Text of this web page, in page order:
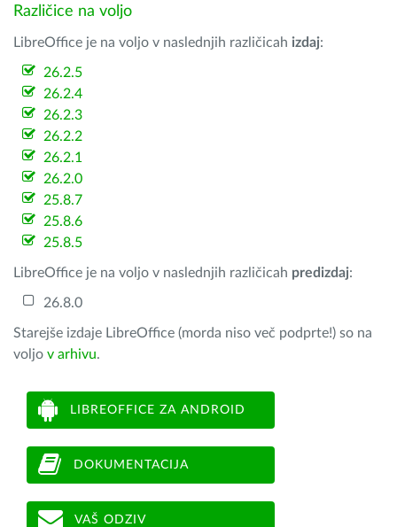
Različice na voljo
LibreOffice je na voljo v naslednjih različicah izdaj:
26.2.5
26.2.4
26.2.3
26.2.2
26.2.1
26.2.0
25.8.7
25.8.6
25.8.5
LibreOffice je na voljo v naslednjih različicah predizdaj:
26.8.0
Starejše izdaje LibreOffice (morda niso več podprte!) so na
voljo v arhivu.
LIBREOFFICE ZA ANDROID
DOKUMENTACIJA
VAŠ ODZIV